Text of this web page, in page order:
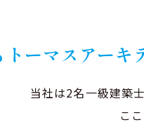
トーマスアーキ
当社は2名⼀級建築
こ